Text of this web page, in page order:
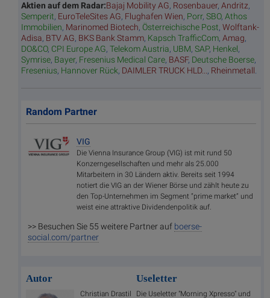
Aktien auf dem Radar:Bajaj Mobility AG, Rosenbauer, Andritz,
Semperit, EuroTeleSites AG, Flughafen Wien, Porr, SBO, Athos
Immobilien, Marinomed Biotech, Österreichische Post, Wolftank-
Adisa, BTV AG, BKS Bank Stamm, Kapsch TrafficCom, Amag,
DO&CO, CPI Europe AG, Telekom Austria, UBM, SAP, Henkel,
Symrise, Bayer, Fresenius Medical Care, BASF, Deutsche Boerse,
Fresenius, Hannover Rück, DAIMLER TRUCK HLD..., Rheinmetall.
Random Partner
VIG
Die Vienna Insurance Group (VIG) ist mit rund 50
Konzerngesellschaften und mehr als 25.000
Mitarbeitern in 30 Ländern aktiv. Bereits seit 1994
notiert die VIG an der Wiener Börse und zählt heute zu
den Top-Unternehmen im Segment “prime market“ und
weist eine attraktive Dividendenpolitik auf.
>> Besuchen Sie 55 weitere Partner auf boerse-
social.com/partner
Autor
Christian Drastil
Useletter
Die Useletter "Morning Xpresso" und